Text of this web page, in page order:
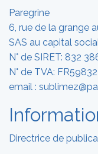
Paregrine
6, rue de la grange
SAS au capital
N° de SIRET: 832
N° de TVA:
email :
Directrice de